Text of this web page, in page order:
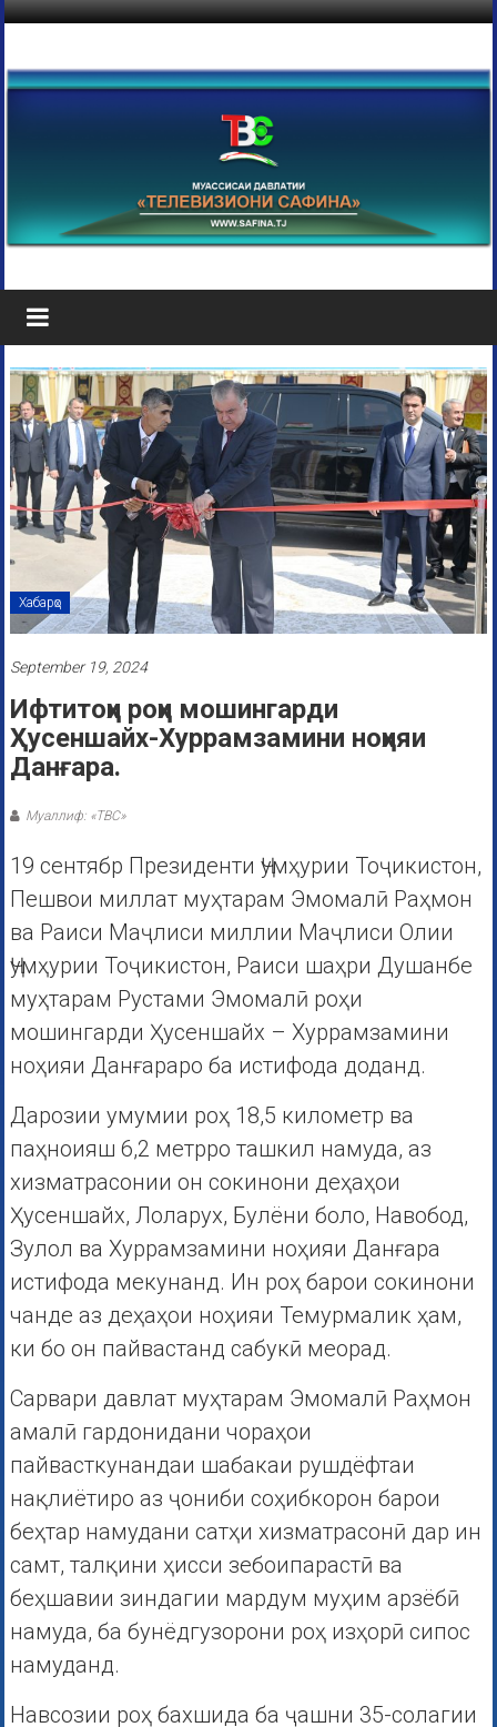
Хабарҳо
September 19, 2024
Ифтитоҳи роҳи мошингарди
Ҳусеншайх-Хуррамзамини ноҳияи
Данғара.
Муаллиф: «ТВС»
19 сентябр Президенти Ҷумҳурии Тоҷикистон,
Пешвои миллат муҳтарам Эмомалӣ Раҳмон
ва Раиси Маҷлиси миллии Маҷлиси Олии
Ҷумҳурии Тоҷикистон, Раиси шаҳри Душанбе
муҳтарам Рустами Эмомалӣ роҳи
мошингарди Ҳусеншайх – Хуррамзамини
ноҳияи Данғараро ба истифода доданд.
Дарозии умумии роҳ 18,5 километр ва
паҳноияш 6,2 метрро ташкил намуда, аз
хизматрасонии он сокинони деҳаҳои
Ҳусеншайх, Лоларух, Булёни боло, Навобод,
Зулол ва Хуррамзамини ноҳияи Данғара
истифода мекунанд. Ин роҳ барои сокинони
чанде аз деҳаҳои ноҳияи Темурмалик ҳам,
ки бо он пайвастанд сабукӣ меорад.
Сарвари давлат муҳтарам Эмомалӣ Раҳмон
амалӣ гардонидани чораҳои
пайвасткунандаи шабакаи рушдёфтаи
нақлиётиро аз ҷониби соҳибкорон барои
беҳтар намудани сатҳи хизматрасонӣ дар ин
самт, талқини ҳисси зебоипарастӣ ва
беҳшавии зиндагии мардум муҳим арзёбӣ
намуда, ба бунёдгузорони роҳ изҳорӣ сипос
намуданд.
Навсозии роҳ бахшида ба ҷашни 35-солагии